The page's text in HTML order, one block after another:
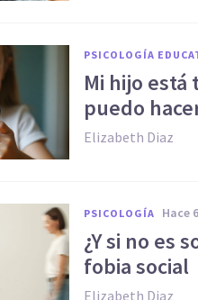
PSICOLOGÍA
Mi hijo
puedo
Elizabeth Diaz
PSICOLOGÍA hace
¿Y si no es
fobia social
Elizabeth Diaz